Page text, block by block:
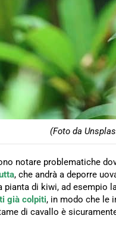
(Foto da
notare problematiche
, che andrà a deporre
pianta di kiwi, ad esempio
già colpiti, in modo che le
di cavallo è